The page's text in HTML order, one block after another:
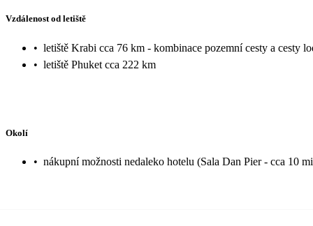
Vzdálenost od letiště
• letiště Krabi cca 76 km - kombinace pozemní cesty a cesty
• letiště Phuket cca 222 km
Okolí
• nákupní možnosti nedaleko hotelu (Sala Dan Pier - cca 10